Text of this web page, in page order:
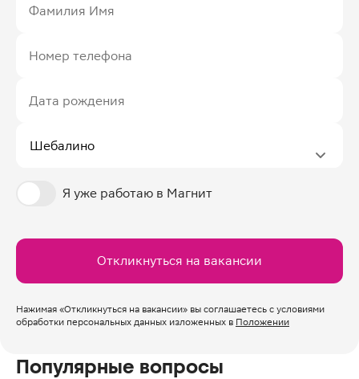
Фамилия Имя
Номер телефона
Дата рождения
Я уже работаю в Магнит
Откликнуться на вакансии
Нажимая «Откликнуться на вакансии» вы соглашаетесь с условиями
обработки персональных данных изложенных в Положении
Популярные вопросы